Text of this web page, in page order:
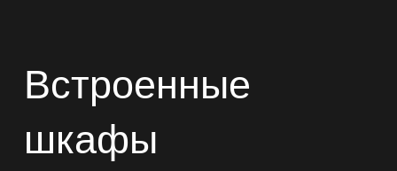
Встроенные
шкафы